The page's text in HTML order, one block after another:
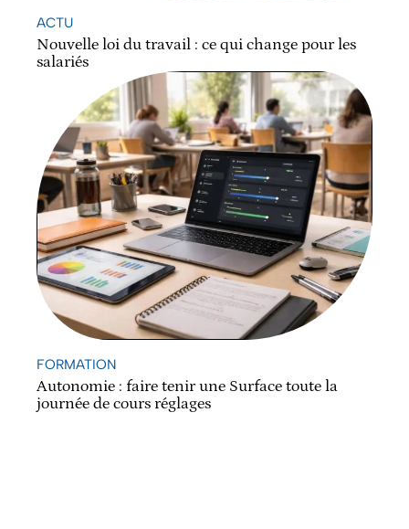
ACTU
Nouvelle loi du travail : ce qui change pour les
salariés
FORMATION
Autonomie : faire tenir une Surface toute la
journée de cours réglages